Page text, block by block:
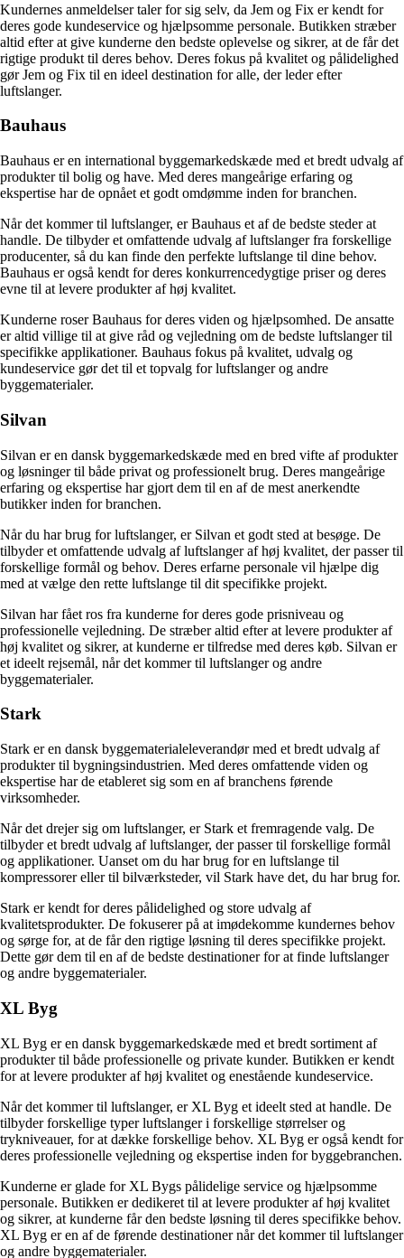
Kundernes anmeldelser taler for sig selv, da Jem og Fix er kendt for
deres gode kundeservice og hjælpsomme personale. Butikken stræber
altid efter at give kunderne den bedste oplevelse og sikrer, at de får det
rigtige produkt til deres behov. Deres fokus på kvalitet og pålidelighed
gør Jem og Fix til en ideel destination for alle, der leder efter
luftslanger.
Bauhaus
Bauhaus er en international byggemarkedskæde med et bredt udvalg af
produkter til bolig og have. Med deres mangeårige erfaring og
ekspertise har de opnået et godt omdømme inden for branchen.
Når det kommer til luftslanger, er Bauhaus et af de bedste steder at
handle. De tilbyder et omfattende udvalg af luftslanger fra forskellige
producenter, så du kan finde den perfekte luftslange til dine behov.
Bauhaus er også kendt for deres konkurrencedygtige priser og deres
evne til at levere produkter af høj kvalitet.
Kunderne roser Bauhaus for deres viden og hjælpsomhed. De ansatte
er altid villige til at give råd og vejledning om de bedste luftslanger til
specifikke applikationer. Bauhaus fokus på kvalitet, udvalg og
kundeservice gør det til et topvalg for luftslanger og andre
byggematerialer.
Silvan
Silvan er en dansk byggemarkedskæde med en bred vifte af produkter
og løsninger til både privat og professionelt brug. Deres mangeårige
erfaring og ekspertise har gjort dem til en af de mest anerkendte
butikker inden for branchen.
Når du har brug for luftslanger, er Silvan et godt sted at besøge. De
tilbyder et omfattende udvalg af luftslanger af høj kvalitet, der passer til
forskellige formål og behov. Deres erfarne personale vil hjælpe dig
med at vælge den rette luftslange til dit specifikke projekt.
Silvan har fået ros fra kunderne for deres gode prisniveau og
professionelle vejledning. De stræber altid efter at levere produkter af
høj kvalitet og sikrer, at kunderne er tilfredse med deres køb. Silvan er
et ideelt rejsemål, når det kommer til luftslanger og andre
byggematerialer.
Stark
Stark er en dansk byggematerialeleverandør med et bredt udvalg af
produkter til bygningsindustrien. Med deres omfattende viden og
ekspertise har de etableret sig som en af branchens førende
virksomheder.
Når det drejer sig om luftslanger, er Stark et fremragende valg. De
tilbyder et bredt udvalg af luftslanger, der passer til forskellige formål
og applikationer. Uanset om du har brug for en luftslange til
kompressorer eller til bilværksteder, vil Stark have det, du har brug for.
Stark er kendt for deres pålidelighed og store udvalg af
kvalitetsprodukter. De fokuserer på at imødekomme kundernes behov
og sørge for, at de får den rigtige løsning til deres specifikke projekt.
Dette gør dem til en af de bedste destinationer for at finde luftslanger
og andre byggematerialer.
XL Byg
XL Byg er en dansk byggemarkedskæde med et bredt sortiment af
produkter til både professionelle og private kunder. Butikken er kendt
for at levere produkter af høj kvalitet og enestående kundeservice.
Når det kommer til luftslanger, er XL Byg et ideelt sted at handle. De
tilbyder forskellige typer luftslanger i forskellige størrelser og
trykniveauer, for at dække forskellige behov. XL Byg er også kendt for
deres professionelle vejledning og ekspertise inden for byggebranchen.
Kunderne er glade for XL Bygs pålidelige service og hjælpsomme
personale. Butikken er dedikeret til at levere produkter af høj kvalitet
og sikrer, at kunderne får den bedste løsning til deres specifikke behov.
XL Byg er en af de førende destinationer når det kommer til luftslanger
og andre byggematerialer.